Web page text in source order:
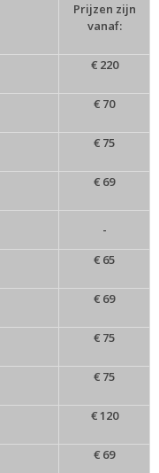
Prijzen zijn
vanaf:
€ 220
€ 70
€ 75
€ 69
-
€ 65
€ 69
€ 75
€ 75
€ 120
€ 69